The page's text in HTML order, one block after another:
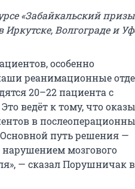
«Забайкальский
Волгограде и
особенно
реанимационные
20–22 пациента с
ведёт к тому, что
в
путь решения —
нарушением мозгового
— сказал Порушничак